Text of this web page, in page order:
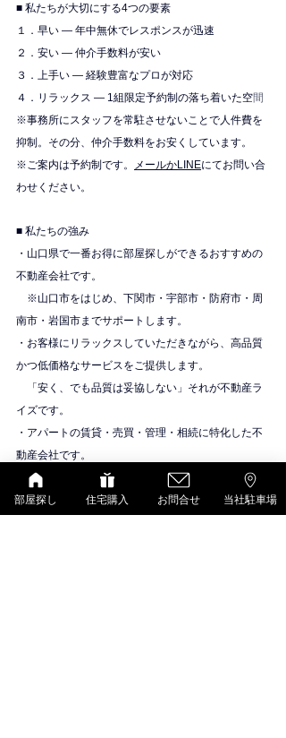
■ 私たちが大切にする4つの要素
１．早い — 年中無休でレスポンスが迅速
２．安い — 仲介手数料が安い
３．上手い — 経験豊富なプロが対応
４．リラックス — 1組限定予約制の落ち着いた空間
※事務所にスタッフを常駐させないことで人件費を
抑制。その分、仲介手数料をお安くしています。
※ご案内は予約制です。
メールかLINEにてお問い合
わせください。
■ 私たちの強み
・山口県で一番お得に部屋探しができるおすすめの
不動産会社です。
※山口市をはじめ、下関市・宇部市・防府市・周
南市・岩国市までサポートします。
・お客様にリラックスしていただきながら、高品質
かつ低価格なサービスをご提供します。
「安く、でも品質は妥協しない」それが不動産ラ
イズです。
・アパートの賃貸・売買・管理・相続に特化した不
動産会社です。
物件紹介
大東建託（いい部屋ネット）
部屋探し 住宅購入 お問合せ 当社駐車場